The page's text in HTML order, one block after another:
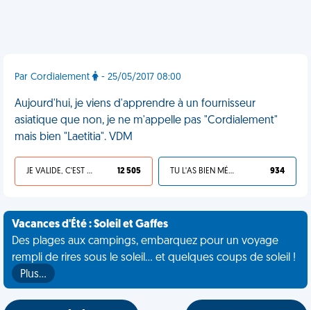
Par Cordialement - 25/05/2017 08:00
Aujourd'hui, je viens d'apprendre à un fournisseur
asiatique que non, je ne m'appelle pas "Cordialement"
mais bien "Laetitia". VDM
JE VALIDE, C'EST UNE VDM 12 505 TU L'AS BIEN MÉRITÉ 934
Vacances d'Été : Soleil et Gaffes
Des plages aux campings, embarquez pour un voyage
rempli de rires sous le soleil... et quelques coups de soleil !
Plus…